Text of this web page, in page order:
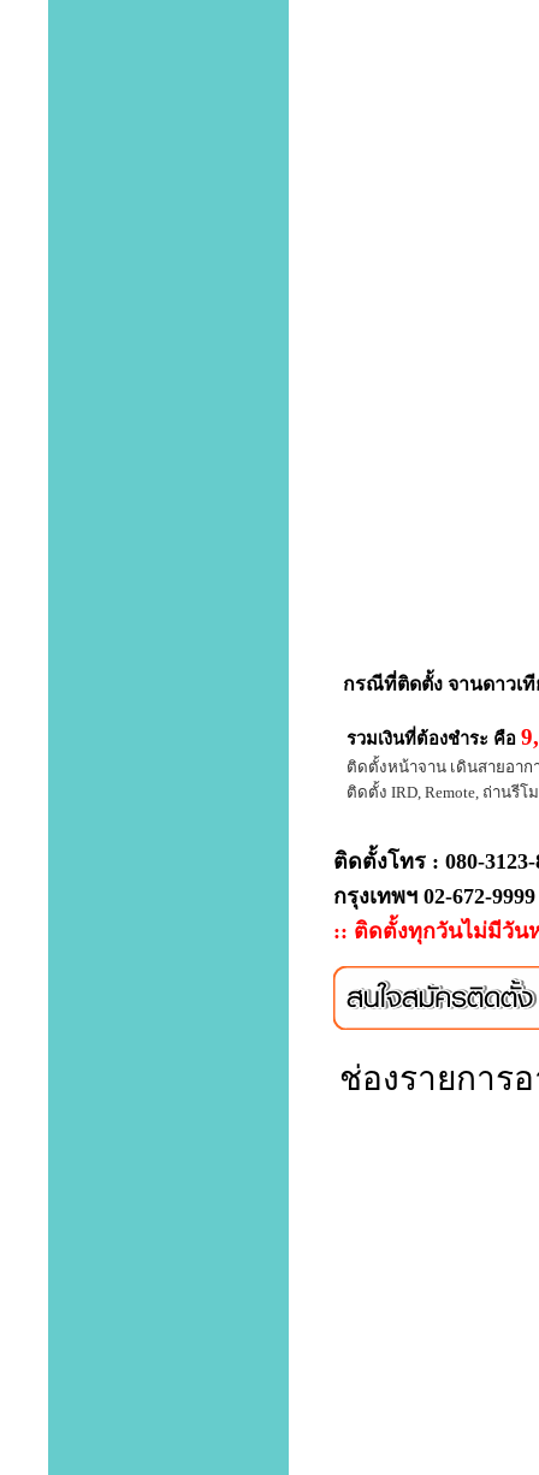
กรณีที่ติดตั้ง จานดาวเ
รวมเงินที่ต้องชำระ คือ
ติดตั้งหน้าจาน เดินสายอากา
ติดตั้ง IRD, Remote, ถ่านรีโ
ติดตั้งโทร : 080-3123-
กรุงเทพฯ 02-672-
:: ติดตั้งทุกวันไม่มีวั
ช่องรายการ